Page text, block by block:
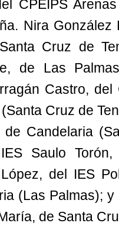
CPEIPS
Nira
Cruz de
de Las
Castro,
Cruz de
de Candelaria
Saulo
del IES
(Las Palmas);
de Santa